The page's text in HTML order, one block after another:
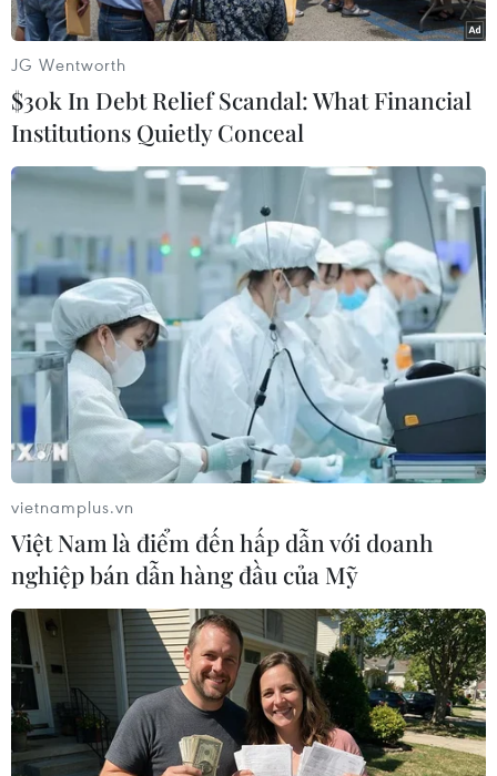
Nụ cười gian xảo. (Nguồn: REX)
(Nguồn: REX)
JG Wentworth
$30k In Debt Relief Scandal: What Financial
Institutions Quietly Conceal
vietnamplus.vn
Việt Nam là điểm đến hấp dẫn với doanh
nghiệp bán dẫn hàng đầu của Mỹ